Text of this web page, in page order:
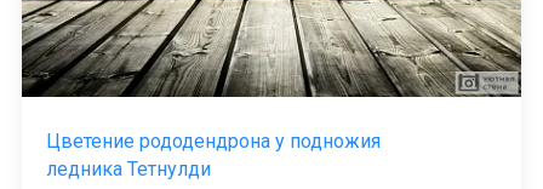
Цветение рододендрона у подножия
ледника Тетнулди